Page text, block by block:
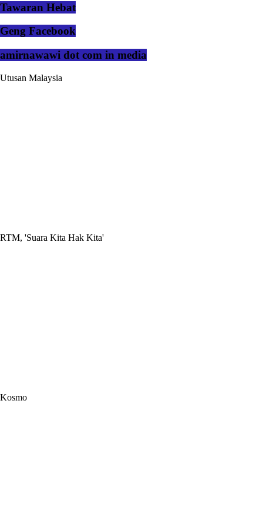
Tawaran Hebat
Geng Facebook
amirnawawi dot com in media
Utusan Malaysia
RTM, 'Suara Kita Hak Kita'
Kosmo